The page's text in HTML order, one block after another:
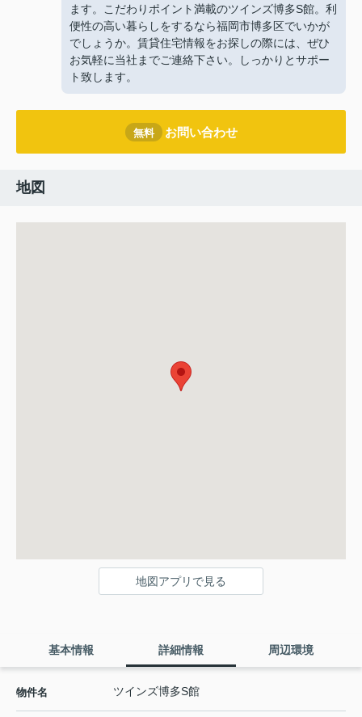
ます。こだわりポイント満載のツインズ博多S館。利
便性の高い暮らしをするなら福岡市博多区でいかが
でしょうか。賃貸住宅情報をお探しの際には、ぜひ
お気軽に当社までご連絡下さい。しっかりとサポー
ト致します。
無料 お問い合わせ
地図
地図アプリで見る
基本情報 詳細情報 周辺環境
物件名 ツインズ博多S館